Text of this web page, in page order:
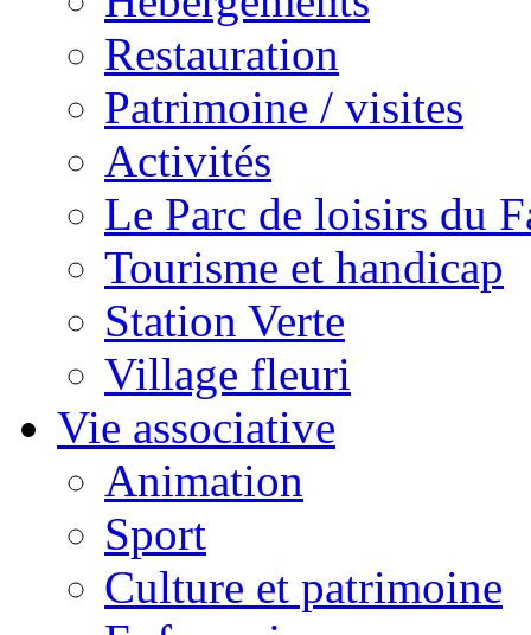
Restauration
Patrimoine / visites
Activités
Le Parc de loisirs du
Tourisme et handicap
Station Verte
Village fleuri
Vie associative
Animation
Sport
Culture et patrimoine